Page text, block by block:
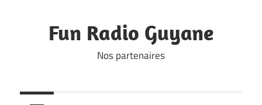
contentFun Radio Guyane
Nos partenaires